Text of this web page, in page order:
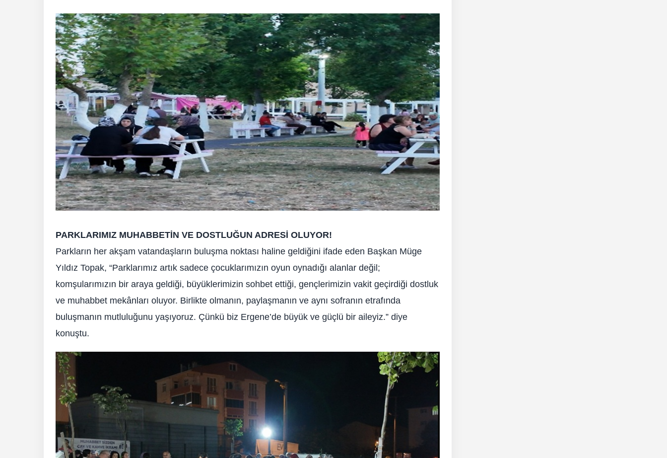
PARKLARIMIZ MUHABBETİN VE DOSTLUĞUN ADRESİ OLUYOR!
Parkların her akşam vatandaşların buluşma noktası haline geldiğini ifade eden Başkan Müge
Yıldız Topak, “Parklarımız artık sadece çocuklarımızın oyun oynadığı alanlar değil;
komşularımızın bir araya geldiği, büyüklerimizin sohbet ettiği, gençlerimizin vakit geçirdiği dostluk
ve muhabbet mekânları oluyor. Birlikte olmanın, paylaşmanın ve aynı sofranın etrafında
buluşmanın mutluluğunu yaşıyoruz. Çünkü biz Ergene’de büyük ve güçlü bir aileyiz.” diye
konuştu.